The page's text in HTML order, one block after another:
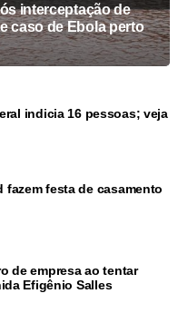
indicia 16 pessoas; veja
fazem festa de casamento
de empresa ao tentar
Efigênio Salles